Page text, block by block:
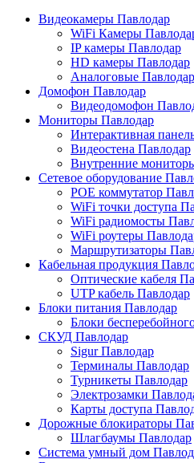
Видеокамеры Павлодар
WiFi Камеры
IP камеры Павлодар
HD камеры Павлодар
Аналоговые Павлодар
Домофон Павлодар
Видеодомофон
Мониторы Павлодар
Интерактивная
Видеостена Павлодар
Внутренние
Сетевое оборудование
POE коммутатор
WiFi точки доступа
WiFi радиомосты
WiFi роутеры
Маршрутизаторы
Кабельная продукция
Оптические кабеля
UTP кабель Павлодар
Блоки питания Павлодар
Блоки
СКУД Павлодар
Sigur Павлодар
Терминалы Павлодар
Турникеты Павлодар
Электрозамки
Карты доступа
Дорожные блокираторы
Шлагбаумы Павлодар
Система умный дом